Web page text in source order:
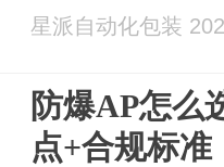
星派自动化包装
防爆AP怎么
点+合规标准